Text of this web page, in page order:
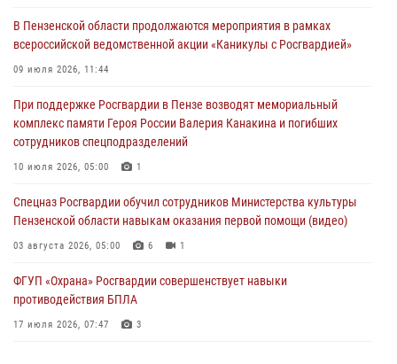
В Пензе при силовой поддержке Росгвардии пресечена
деятельность ОПГ, маскировавшейся под реабилитационный центр
04 августа 2026, 07:05 4
В Управлении Росгвардии по Пензенской области подвели итоги
работы за первое полугодие 2026 года
В Пензенской области продолжаются мероприятия в рамках
всероссийской ведомственной акции «Каникулы с Росгвардией»
09 июля 2026, 11:44
При поддержке Росгвардии в Пензе возводят мемориальный
комплекс памяти Героя России Валерия Канакина и погибших
сотрудников спецподразделений
10 июля 2026, 05:00 1
Спецназ Росгвардии обучил сотрудников Министерства культуры
Пензенской области навыкам оказания первой помощи (видео)
03 августа 2026, 05:00 6 1
ФГУП «Охрана» Росгвардии совершенствует навыки
противодействия БПЛА
17 июля 2026, 07:47 3